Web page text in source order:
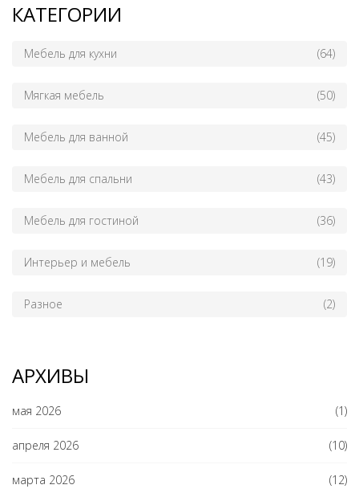
КАТЕГОРИИ
Мебель для кухни (64)
Мягкая мебель (50)
Мебель для ванной (45)
Мебель для спальни (43)
Мебель для гостиной (36)
Интерьер и мебель (19)
Разное (2)
АРХИВЫ
мая 2026 (1)
апреля 2026 (10)
марта 2026 (12)